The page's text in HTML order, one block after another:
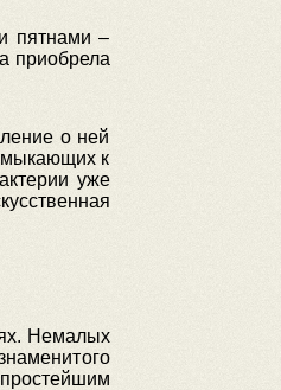
пятнами –
приобрела
о ней
к
уже
Немалых